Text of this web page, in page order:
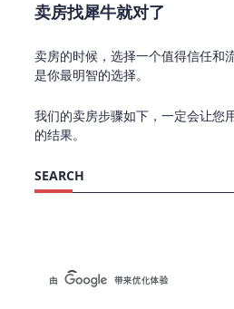
卖房找犀牛就对了
卖房的时候，选择一个值得信任和
是你最明智的选择。
我们的卖房步骤如下，一定会让您
的结果。
SEARCH